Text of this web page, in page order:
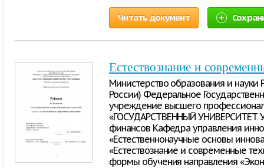
Читать документ
Естествознание и
Министерство образования и
России) Федеральное
учреждение высшего
«ГОСУДАРСТВЕННЫЙ УНИВЕРСИТЕТ
финансов Кафедра управления
«Естественнонаучные основы
«Естествознание и современные
формы обучения направления